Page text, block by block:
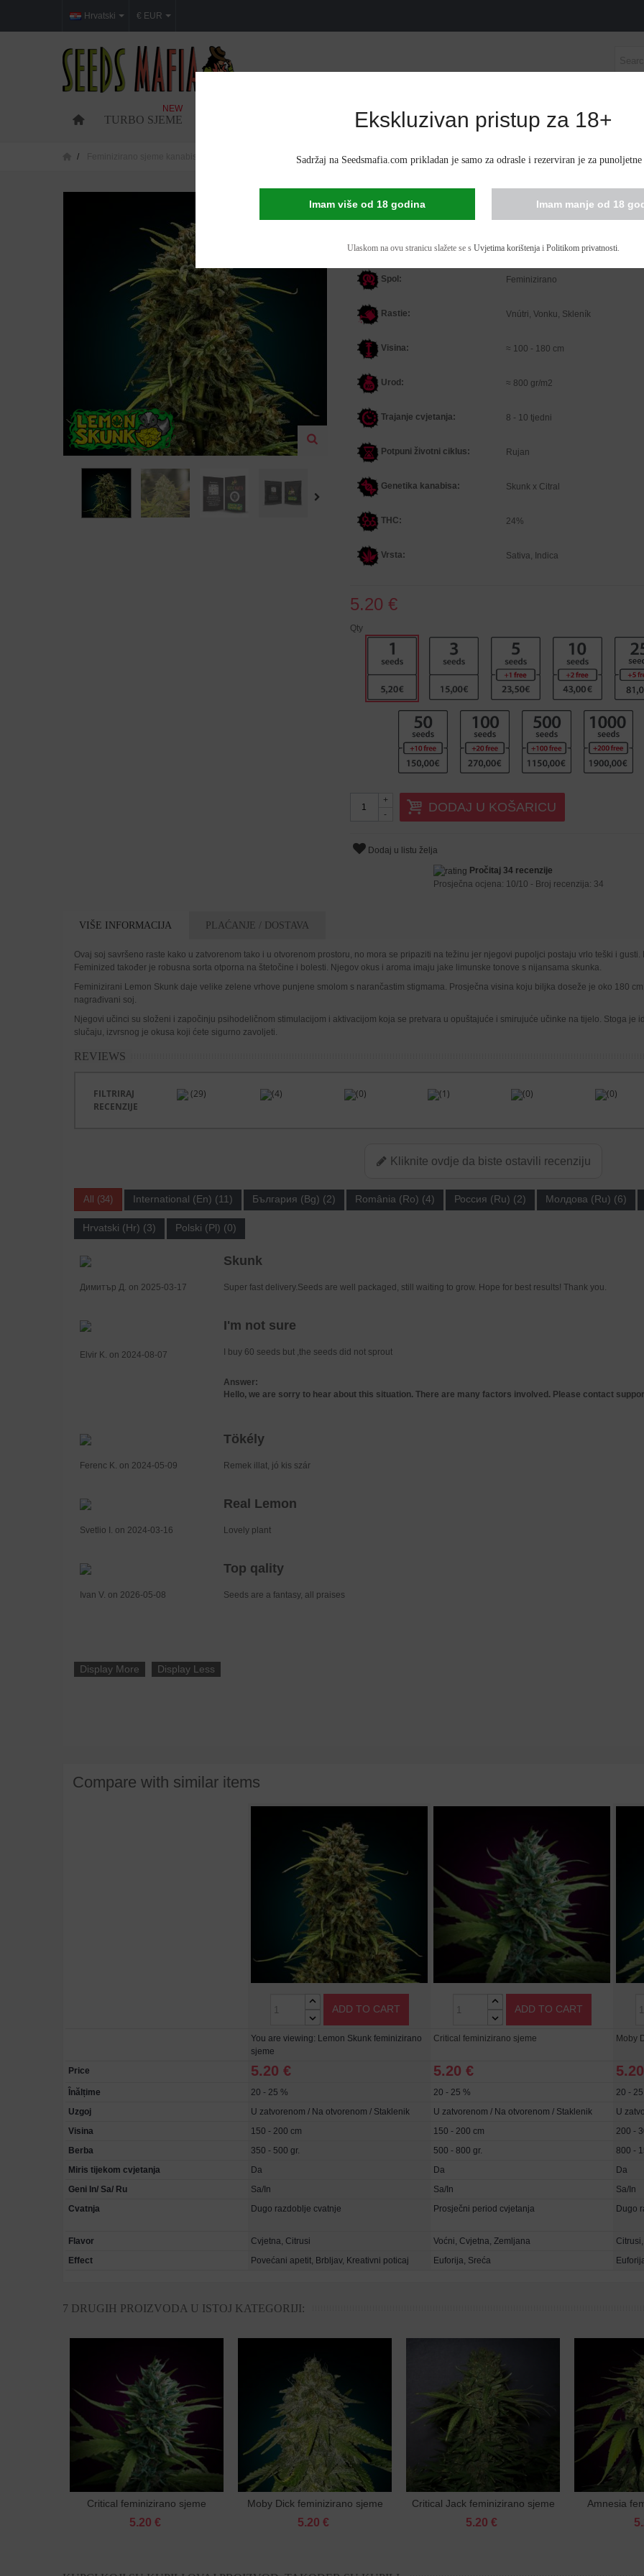
Hrvatski € EUR
TURBO SJEME
NEW
FEMINIZIRANO SJEME KANABISA AUTOFLOWERING SJEME KANABISA
Lemon Skunk feminizirano sjeme
LEMON SKUNK FEMINIZIRANO SJEME
Stvoren u nizozemskoj podzemnoj sceni ranih 90-ih, Lemon Skunk
daju vrlo snažne, robusne i otporne biljke s 24 % THC-a.
Spol: Feminizirano
Rastie: Vnútri, Vonku, Skleník
Visina: ≈ 100 - 180 cm
Urod: ≈ 800 gr/m2
Trajanje cvjetanja: 8 - 10 tjedni
Potpuni životni ciklus: Rujan
Genetika kanabisa: Skunk x Citral
THC: 24%
Vrsta: Sativa, Indica
5.20 €
Qty
-
+ DODAJ U KOŠARICU
Dodaj u listu želja
Pročitaj 34 recenzije
Prosječna ocjena: 10/10 - Broj recenzija: 34
VIŠE INFORMACIJA PLAĆANJE / DOSTAVA
Ovaj soj savršeno raste kako u zatvorenom tako i u otvorenom prostoru, no mora se pripaziti na težinu jer njegovi pupoljci postaju vrlo teški i
Feminized također je robusna sorta otporna na štetočine i bolesti. Njegov okus i aroma imaju jake limunske tonove s nijansama skunka.
Feminizirani Lemon Skunk daje velike zelene vrhove punjene smolom s narančastim stigmama. Prosječna visina koju biljka doseže je oko 180
nagrađivani soj.
Njegovi učinci su složeni i započinju psihodeličnom stimulacijom i aktivacijom koja se pretvara u opuštajuće i smirujuće učinke na tijelo. Stoga je
slučaju, izvrsnog je okusa koji ćete sigurno zavoljeti.
REVIEWS
FILTRIRAJ
RECENZIJE
(29) (4) (0) (1) (0) (0)
Kliknite ovdje da biste ostavili recenziju
All (34) International (En) (11) България (Bg) (2) România (Ro) (4) Россия (Ru) (2) Молдова (Ru) (6)
Hrvatski (Hr) (3) Polski (Pl) (0)
Skunk
Димитър Д. on 2025-03-17 Super fast delivery.Seeds are well packaged, still waiting to grow. Hope for best results! Thank you.
I'm not sure
Elvir K. on 2024-08-07 I buy 60 seeds but ,the seeds did not sprout
Answer:
Hello, we are sorry to hear about this situation. There are many factors involved. Please contact
Tökély
Ferenc K. on 2024-05-09 Remek illat, jó kis szár
Real Lemon
Svetlio I. on 2024-03-16 Lovely plant
Top qality
Ivan V. on 2026-05-08 Seeds are a fantasy, all praises
Display More Display Less
Compare with similar items
ADD TO CART ADD TO CART
You are viewing: Lemon Skunk feminizirano
sjeme
Critical feminizirano sjeme Moby
Price 5.20 € 5.20 €
Înălțime 20 - 25 % 20 - 25 % 20 -
Uzgoj
U zatvorenom / Na otvorenom / Staklenik U zatvorenom / Na otvorenom / Staklenik U
Visina
150 - 200 cm 150 - 200 cm 200 -
Berba
350 - 500 gr. 500 - 800 gr. 800 -
Miris tijekom cvjetanja
Da Da Da
Geni In/ Sa/ Ru
Sa/In Sa/In Sa/In
Cvatnja
Dugo razdoblje cvatnje Prosječni period cvjetanja Dugo
Flavor
Cvjetna, Citrusi Voćni, Cvjetna, Zemljana
Effect
Povećani apetit, Brbljav, Kreativni poticaj Euforija, Sreća
7 DRUGIH PROIZVODA U ISTOJ KATEGORIJI:
Dodaj u košaricu
Critical feminizirano sjeme
5.20 €
Dodaj u košaricu
Moby Dick feminizirano sjeme
5.20 €
Dodaj u košaricu
Critical Jack feminizirano sjeme
5.20 €
Amnesia
Ekskluzivan pristup za 18+
Sadržaj na Seedsmafia.com prikladan je samo za odrasle i rezerviran je za punoljetne
Imam više od 18 godina Imam manje od 18
Ulaskom na ovu stranicu slažete se s Uvjetima korištenjai Politikom privatnosti.